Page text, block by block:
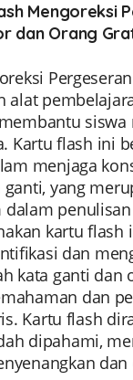
Mengoreksi
dan Orang
alat
Kartu flash ini
menjaga
yang
kartu flash
dan
kata ganti dan
dan
Kartu flash
dipahami,
dan